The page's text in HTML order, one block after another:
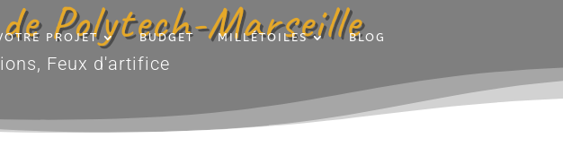
PROJET BUDGET MILLÉTOILES BLOG
Polytech-Marseille
, Feux d'artifice